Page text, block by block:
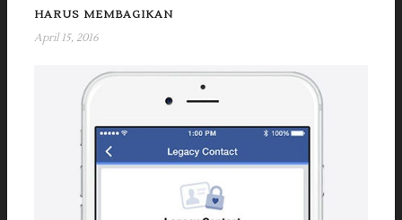
HARUS MEMBAGIKAN
April 15, 2016